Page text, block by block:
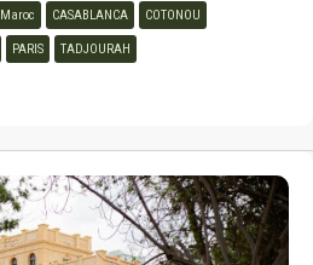
Maroc CASABLANCA COTONOU
PARIS TADJOURAH